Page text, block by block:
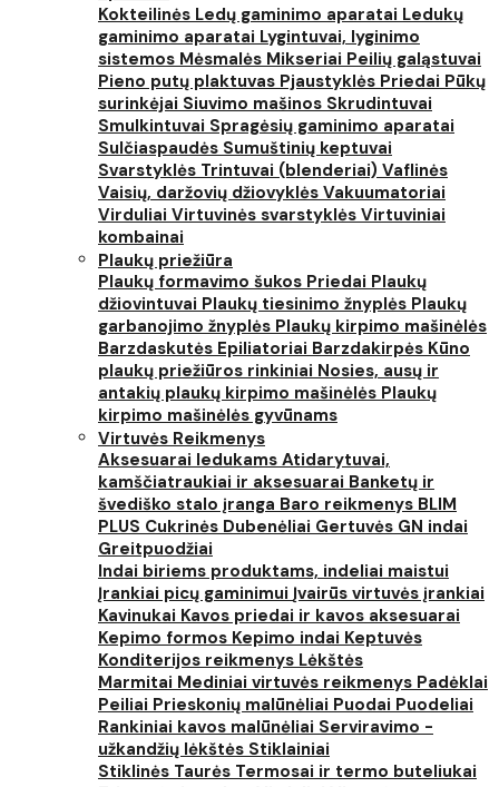
Kokteilinės Ledų gaminimo aparatai Ledukų
gaminimo aparatai Lygintuvai, lyginimo
sistemos Mėsmalės Mikseriai Peilių galąstuvai
Pieno putų plaktuvas Pjaustyklės Priedai Pūkų
surinkėjai Siuvimo mašinos Skrudintuvai
Smulkintuvai Spragėsių gaminimo aparatai
Sulčiaspaudės Sumuštinių keptuvai
Svarstyklės Trintuvai (blenderiai) Vaflinės
Vaisių, daržovių džiovyklės Vakuumatoriai
Virduliai Virtuvinės svarstyklės Virtuviniai
kombainai
Plaukų priežiūra
Plaukų formavimo šukos Priedai Plaukų
džiovintuvai Plaukų tiesinimo žnyplės Plaukų
garbanojimo žnyplės Plaukų kirpimo mašinėlės
Barzdaskutės Epiliatoriai Barzdakirpės Kūno
plaukų priežiūros rinkiniai Nosies, ausų ir
antakių plaukų kirpimo mašinėlės Plaukų
kirpimo mašinėlės gyvūnams
Virtuvės Reikmenys
Aksesuarai ledukams Atidarytuvai,
kamščiatraukiai ir aksesuarai Banketų ir
švediško stalo įranga Baro reikmenys BLIM
PLUS Cukrinės Dubenėliai Gertuvės GN indai
Greitpuodžiai
Indai biriems produktams, indeliai maistui
Įrankiai picų gaminimui Įvairūs virtuvės įrankiai
Kavinukai Kavos priedai ir kavos aksesuarai
Kepimo formos Kepimo indai Keptuvės
Konditerijos reikmenys Lėkštės
Marmitai Mediniai virtuvės reikmenys Padėklai
Peiliai Prieskonių malūnėliai Puodai Puodeliai
Rankiniai kavos malūnėliai Serviravimo -
užkandžių lėkštės Stiklainiai
Stiklinės Taurės Termosai ir termo buteliukai